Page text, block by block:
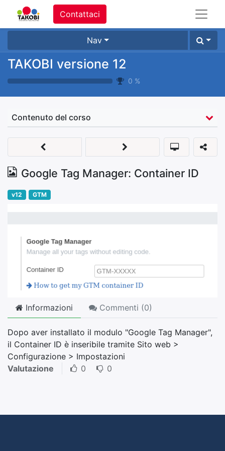
Contattaci
Nav
TAKOBI versione 12
0 %
Contenuto del corso
Google Tag Manager: Container ID
v12 GTM
Informazioni Commenti (0)
Dopo aver installato il modulo "Google Tag Manager",
il Container ID è inseribile tramite Sito web >
Configurazione > Impostazioni
Valutazione
0 0